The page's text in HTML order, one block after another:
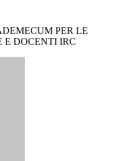
PER LE
E DOCENTI IRC